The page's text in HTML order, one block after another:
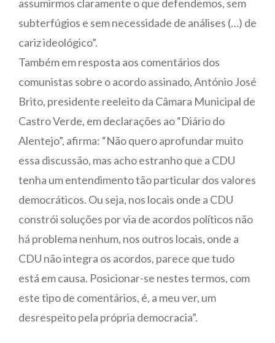
assumirmos claramente o que defendemos, sem
subterfúgios e sem necessidade de análises (…) de
cariz ideológico”.
Também em resposta aos comentários dos
comunistas sobre o acordo assinado, António José
Brito, presidente reeleito da Câmara Municipal de
Castro Verde, em declarações ao “Diário do
Alentejo”, afirma: “Não quero aprofundar muito
essa discussão, mas acho estranho que a CDU
tenha um entendimento tão particular dos valores
democráticos. Ou seja, nos locais onde a CDU
constrói soluções por via de acordos políticos não
há problema nenhum, nos outros locais, onde a
CDU não integra os acordos, parece que tudo
está em causa. Posicionar-se nestes termos, com
este tipo de comentários, é, a meu ver, um
desrespeito pela própria democracia”.